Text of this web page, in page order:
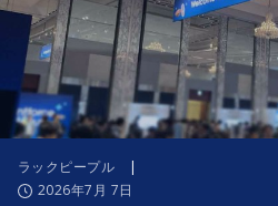
ラックピープル |
2026年7月 7日